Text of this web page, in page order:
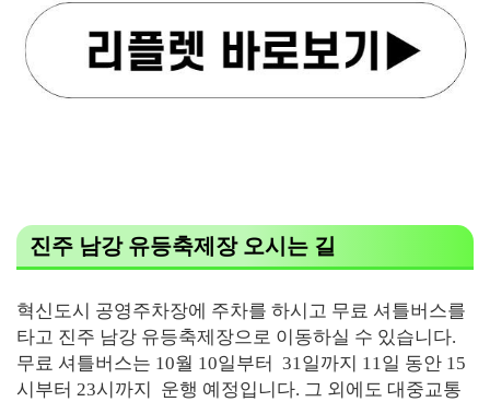
진주 남강 유등축제장 오시는 길
혁신도시 공영주차장에 주차를 하시고 무료 셔틀버스를
타고 진주 남강 유등축제장으로 이동하실 수 있습니다.
무료 셔틀버스는 10월 10일부터 31일까지 11일 동안 15
시부터 23시까지 운행 예정입니다. 그 외에도 대중교통